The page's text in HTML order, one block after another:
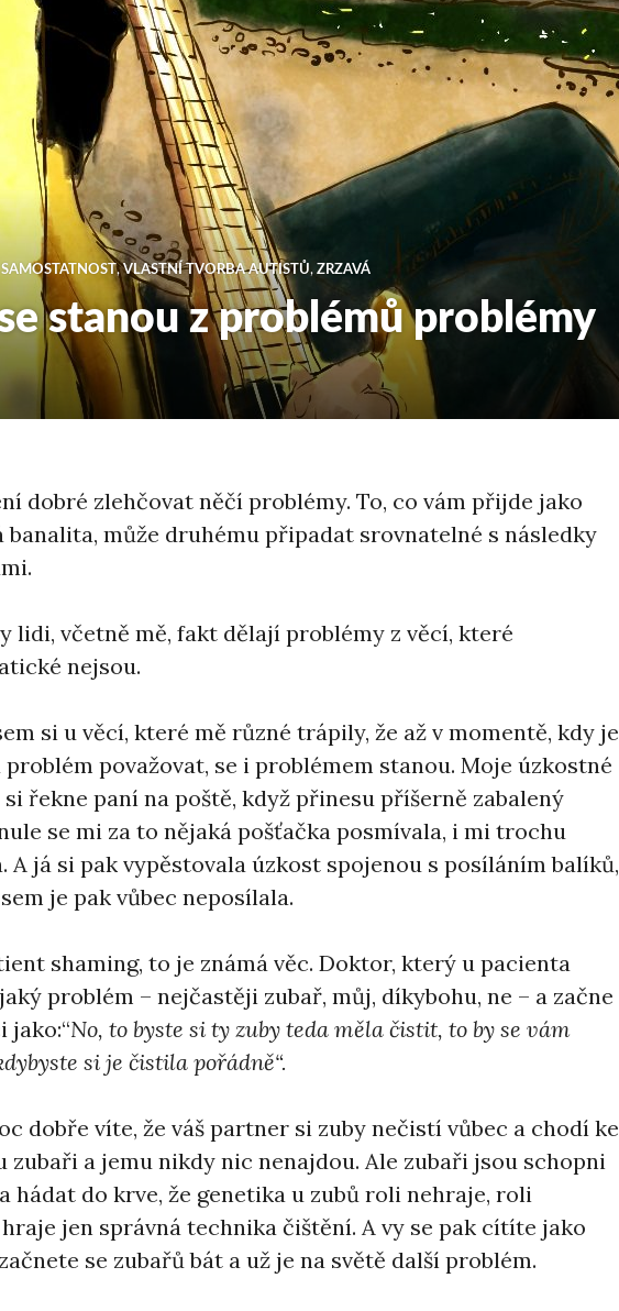
,VLASTNÍ TVORBA AUTISTŮ, ZRZAVÁ
stanou z problémů problémy
dobré zlehčovat něčí problémy. To, co vám přijde jako
banalita, může druhému připadat srovnatelné s následky
lidi, včetně mě, fakt dělají problémy z věcí, které
nejsou.
si u věcí, které mě různé trápily, že až v momentě, kdy je
problém považovat, se i problémem stanou. Moje úzkostné
si řekne paní na poště, když přinesu příšerně zabalený
se mi za to nějaká pošťačka posmívala, i mi trochu
A já si pak vypěstovala úzkost spojenou s posíláním balíků,
je pak vůbec neposílala.
shaming, to je známá věc. Doktor, který u pacienta
problém – nejčastěji zubař, můj, díkybohu, ne – a začne
jako:“No, to byste si ty zuby teda měla čistit, to by se vám
si je čistila pořádně“.
dobře víte, že váš partner si zuby nečistí vůbec a chodí ke
zubaři a jemu nikdy nic nenajdou. Ale zubaři jsou schopni
hádat do krve, že genetika u zubů roli nehraje, roli
jen správná technika čištění. A vy se pak cítíte jako
se zubařů bát a už je na světě další problém.